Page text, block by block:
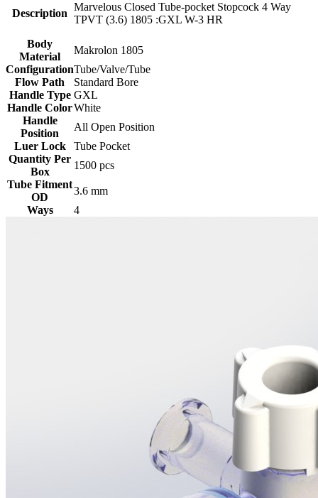
Description
Marvelous Closed Tube-pocket Stopcock 4 Way
TPVT (3.6) 1805 :GXL W-3 HR
Body
Material
Makrolon 1805
ConfigurationTube/Valve/Tube
Flow Path
Standard Bore
Handle Type GXL
Handle ColorWhite
Handle
Position
All Open Position
Luer Lock
Tube Pocket
Quantity Per
Box
1500 pcs
Tube Fitment
OD
3.6 mm
Ways
4